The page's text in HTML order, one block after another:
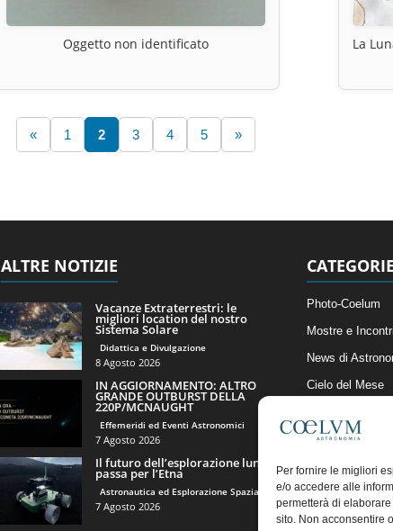
Per fornire le migliori
e/o accedere alle
permetterà di
sito. Non acconsentire
Oggetto non identificato La
« 1 2 3 4 5 »
ALTRE NOTIZIE
Vacanze Extraterrestri: le
migliori location del nostro
Sistema Solare
Didattica e Divulgazione
8 Agosto 2026
IN AGGIORNAMENTO: ALTRO
GRANDE OUTBURST DELLA
220P/MCNAUGHT
Effemeridi ed Eventi Astronomici
7 Agosto 2026
Il futuro dell’esplorazione lunare
passa per l’Etna
Astronautica ed Esplorazione Spaziale
7 Agosto 2026
Photo-Coelum
Mostre e Incontri
News di
Cielo del Mese
Articoli e
Il Blog della